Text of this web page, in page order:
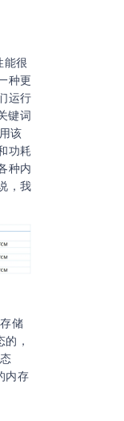
能很
种更
运行
键词
该
功耗
种内
，我
储
，
内存